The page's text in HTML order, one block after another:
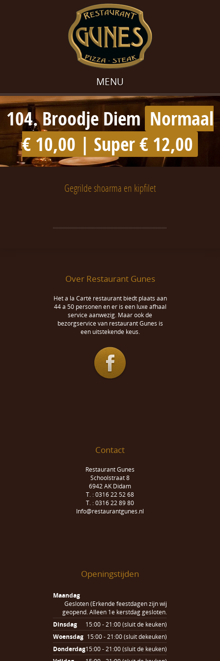
MENU
104. Broodje Diem Normaal
€ 10,00 | Super € 12,00
Gegrilde shoarma en kipfilet
Over Restaurant Gunes
Het a la Carté restaurant biedt plaats aan
44 a 50 personen en er is een luxe afhaal
service aanwezig. Maar ook de
bezorgservice van restaurant Gunes is
een uitstekende keus.
Contact
Restaurant Gunes
Schoolstraat 8
6942 AK Didam
T. : 0316 22 52 68
T. : 0316 22 89 80
Info@restaurantgunes.nl
Openingstijden
Maandag
Gesloten (Erkende feestdagen zijn wij
geopend. Alleen 1e kerstdag gesloten.
Dinsdag
15:00 - 21:00 (sluit de keuken)
Woensdag 15:00 - 21:00 (sluit dekeuken)
Donderdag15:00 - 21:00 (sluit de keuken)